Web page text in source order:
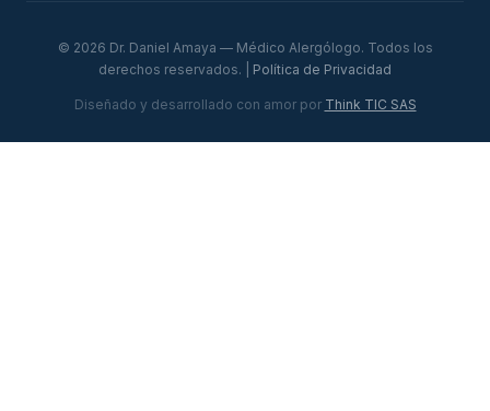
© 2026 Dr. Daniel Amaya — Médico Alergólogo. Todos los
derechos reservados. | Política de Privacidad
Diseñado y desarrollado con amor por Think TIC SAS